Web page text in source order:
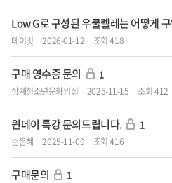
Low G로 구성된 우쿨렐레는 어떻게
데이빗 2026-01-12 조회 418
구매 영수증 문의 1
상계청소년문화의집 2025-11-15 조회 412
원데이 특강 문의드립니다. 1
손은혜 2025-11-09 조회 416
구매문의 1